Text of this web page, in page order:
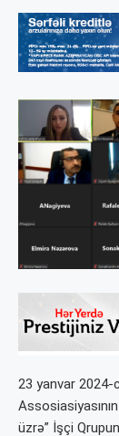
23 yanvar 2024-
üzrə” İşçi